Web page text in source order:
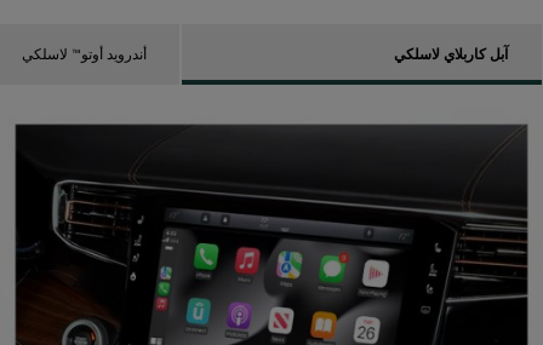
آبل كاربلاي لاسلكي أندرويد أوتو™ لاسلكي